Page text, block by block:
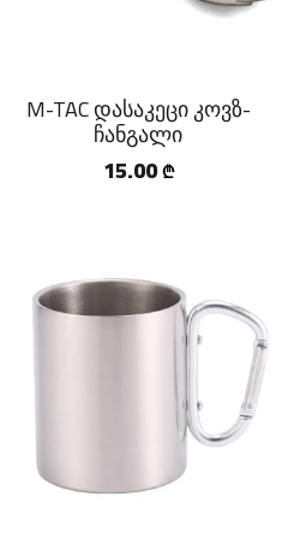
M-TAC დასაკეცი კოვზ-
ჩანგალი
15.00 ₾